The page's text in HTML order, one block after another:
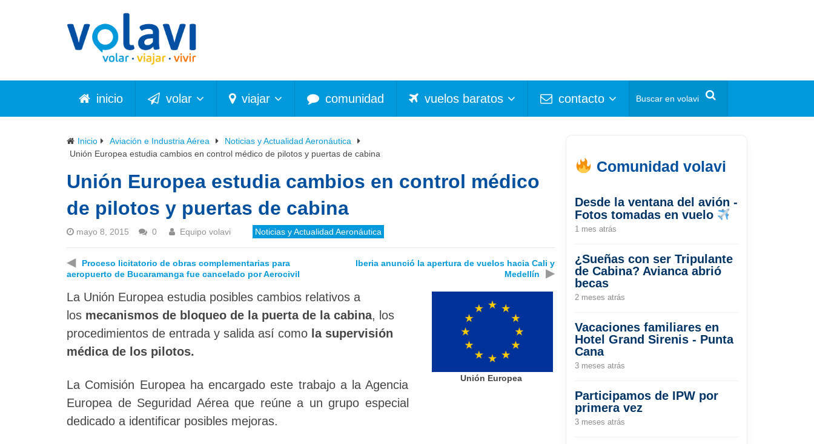
inicio volar viajar comunidad vuelos baratos contacto
Inicio Aviación e Industria Aérea
Noticias y Actualidad Aeronáutica
Unión Europea estudia cambios en control médico de pilotos y puertas de cabina
Unión Europea estudia cambios en control médico
de pilotos y puertas de cabina
mayo 8, 2015 0 Equipo volavi Noticias y Actualidad Aeronáutica
◀
Proceso licitatorio de obras complementarias para
aeropuerto de Bucaramanga fue cancelado por Aerocivil
Iberia anunció la apertura de vuelos hacia Cali y
Medellín
▶
Unión Europea
La Unión Europea estudia posibles cambios relativos a
los mecanismos de bloqueo de la puerta de la cabina, los
procedimientos de entrada y salida así como la supervisión
médica de los pilotos.
La Comisión Europea ha encargado este trabajo a la Agencia
Europea de Seguridad Aérea que reúne a un grupo especial
dedicado a identificar posibles mejoras.
Comunidad volavi
Desde la ventana del avión -
Fotos tomadas en vuelo
1 mes atrás
¿Sueñas con ser Tripulante
de Cabina? Avianca abrió
becas
2 meses atrás
Vacaciones familiares en
Hotel Grand Sirenis - Punta
Cana
3 meses atrás
Participamos de IPW por
primera vez
3 meses atrás